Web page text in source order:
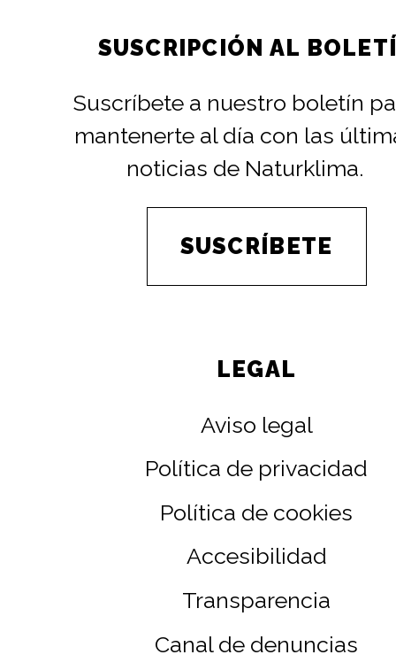
SUSCRIPCIÓN AL
Suscríbete a nuestro boletín
mantenerte al día con las
noticias de Naturklima.
SUSCRÍBETE
LEGAL
Aviso legal
Política de privacidad
Política de cookies
Accesibilidad
Transparencia
Canal de denuncias